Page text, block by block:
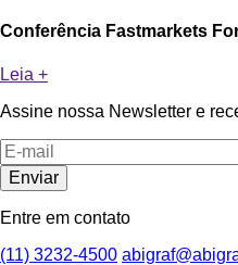
Conferência Fastmarkets
Leia +
Assine nossa Newsletter e
Entre em contato
(11) 3232-4500